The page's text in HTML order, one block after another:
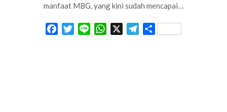
manfaat MBG, yang kini sudah mencapai…
FacebookTwitterLine WhatsApp Telegram
Share